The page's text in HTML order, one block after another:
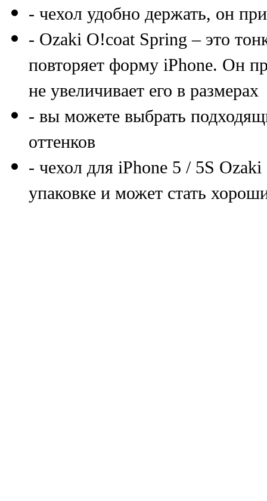
- чехол удобно держать, он
- Ozaki O!coat Spring – это
повторяет форму iPhone. Он
не увеличивает его в размерах
- вы можете выбрать
оттенков
- чехол для iPhone 5 / 5S
упаковке и может стать